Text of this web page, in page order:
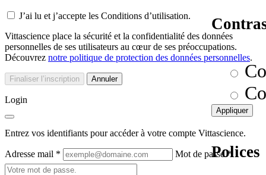
J’ai lu et j’accepte les Conditions d’utilisation.
Vittascience place la sécurité et la confidentialité des données
personnelles de ses utilisateurs au cœur de ses préoccupations.
Découvrez notre politique de protection des données personnelles.
Finaliser l’inscription Annuler
Login
Entrez vos identifiants pour accéder à votre compte Vittascience.
Adresse mail * Mot de passe *
Appliquer
Polices